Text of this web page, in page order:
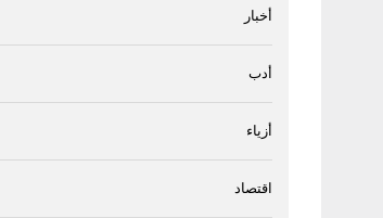
أخبار
أدب
أزياء
اقتصاد